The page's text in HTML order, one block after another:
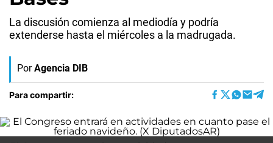
La discusión comienza al mediodía y podría
extenderse hasta el miércoles a la madrugada.
Por Agencia DIB
Para compartir: